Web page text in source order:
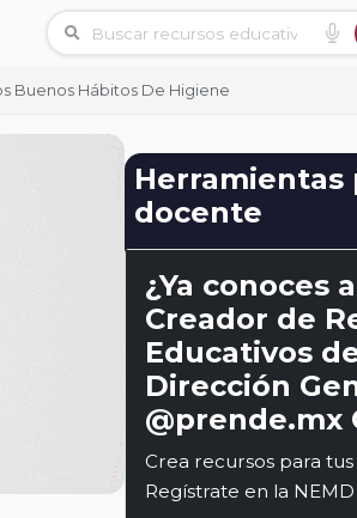
Buenos Hábitos De Higiene
Herramientas
docente
¿Ya conoces
Creador de
Educativos
Dirección
@prende.mx
Crea recursos para tus
Regístrate en la NEMD